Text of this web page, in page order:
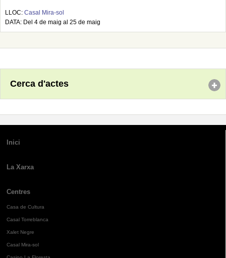
LLOC: Casal Mira-sol
DATA: Del 4 de maig al 25 de maig
Cerca d'actes
Inici
La Xarxa
Centres
Casa de Cultura
Casal Torreblanca
Xalet Negre
Casal Mira-sol